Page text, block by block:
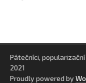
Pátečníci,
2021
Proudly powered by